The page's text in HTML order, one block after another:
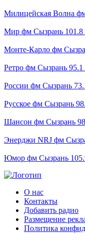
Милицейская Волна
Мир фм Сызрань 101.8
Монте-Карло фм
Ретро фм Сызрань
России фм Сызрань
Русское фм Сызрань
Шансон фм Сызрань
Энерджи NRJ фм
Юмор фм Сызрань
О нас
Контакты
Добавить радио
Размещение
Политика